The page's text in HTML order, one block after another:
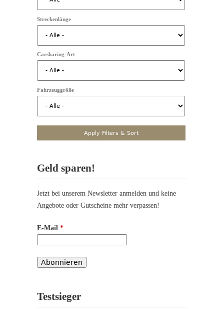
Streckenlänge
Carsharing-Art
Fahrzeuggröße
Geld sparen!
Jetzt bei unserem Newsletter anmelden und keine
Angebote oder Gutscheine mehr verpassen!
E-Mail *
Testsieger